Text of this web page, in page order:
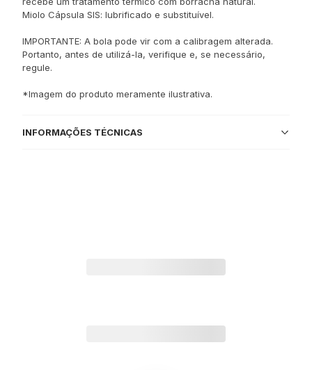
Miolo Cápsula SIS: lubrificado e substituível.
IMPORTANTE: A bola pode vir com a calibragem alterada.
Portanto, antes de utilizá-la, verifique e, se necessário,
regule.
*Imagem do produto meramente ilustrativa.
INFORMAÇÕES TÉCNICAS